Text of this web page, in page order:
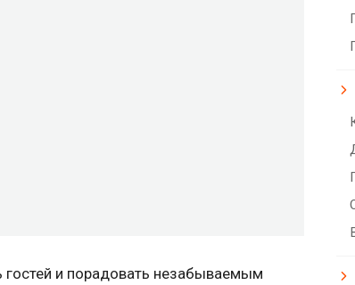
и порадовать незабываемым